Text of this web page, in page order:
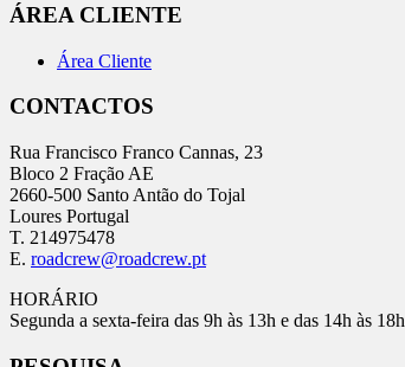
ÁREA CLIENTE
Área Cliente
CONTACTOS
Rua Francisco Franco Cannas, 23
Bloco 2 Fração AE
2660-500 Santo Antão do Tojal
Loures Portugal
T. 214975478
E. roadcrew@roadcrew.pt
HORÁRIO
Segunda a sexta-feira das 9h às 13h e das 14h às 18h